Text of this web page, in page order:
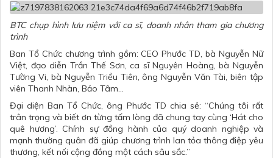
BTC chụp hình lưu niệm với ca sĩ, doanh nhân tham gia chương
trình
Ban Tổ Chức chương trình gồm: CEO Phước TD, bà Nguyễn Nữ
Việt, đạo diễn Trần Thế Sơn, ca sĩ Nguyên Hoàng, bà Nguyễn
Tường Vi, bà Nguyễn Triều Tiên, ông Nguyễn Văn Tài, biên tập
viên Thanh Nhàn, Bảo Tâm…
Đại diện Ban Tổ Chức, ông Phước TD chia sẻ: “Chúng tôi rất
trân trọng và biết ơn từng tấm lòng đã chung tay cùng ‘Hát cho
quê hương’. Chính sự đồng hành của quý doanh nghiệp và
mạnh thường quân đã giúp chương trình lan tỏa thông điệp yêu
thương, kết nối cộng đồng một cách sâu sắc.”